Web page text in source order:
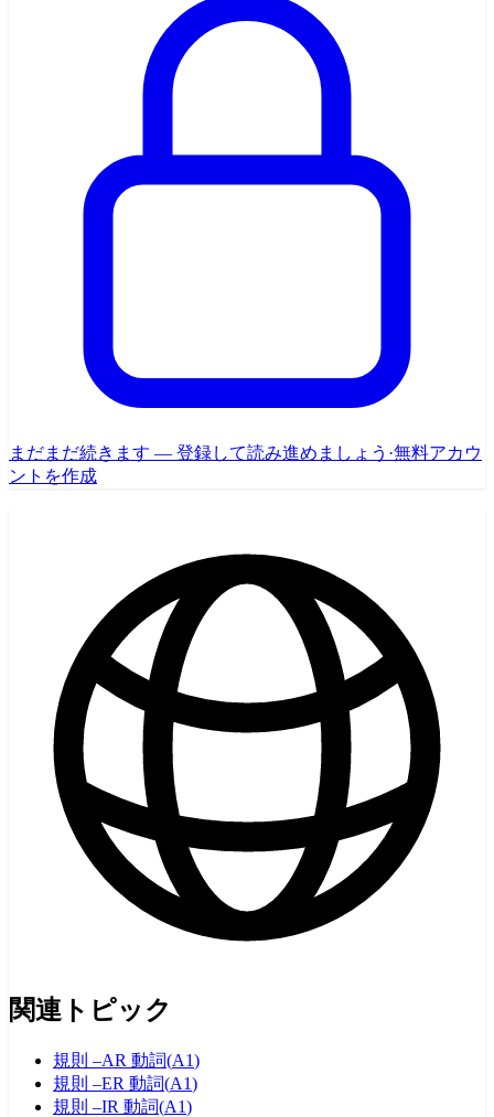
まだまだ続きます — 登録して読み進めましょう ·無料アカウ
ントを作成
関連トピック
規則 –AR 動詞(A1)
規則 –ER 動詞(A1)
規則 –IR 動詞(A1)